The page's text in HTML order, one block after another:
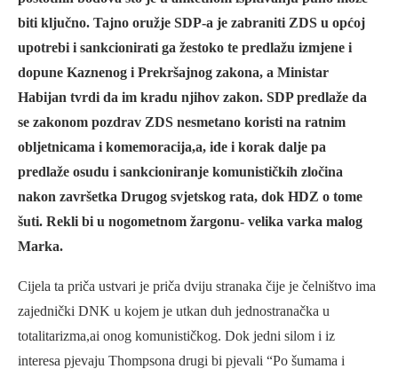
biti ključno. Tajno oružje SDP-a je zabraniti ZDS u općoj
upotrebi i sankcionirati ga žestoko te predlažu izmjene i
dopune Kaznenog i Prekršajnog zakona, a Ministar
Habijan tvrdi da im kradu njihov zakon. SDP predlaže da
se zakonom pozdrav ZDS nesmetano koristi na ratnim
obljetnicama i komemoracija,a, ide i korak dalje pa
predlaže osudu i sankcioniranje komunističkih zločina
nakon završetka Drugog svjetskog rata, dok HDZ o tome
šuti. Rekli bi u nogometnom žargonu- velika varka malog
Marka.
Cijela ta priča ustvari je priča dviju stranaka čije je čelništvo ima
zajednički DNK u kojem je utkan duh jednostranačka u
totalitarizma,ai onog komunističkog. Dok jedni silom i iz
interesa pjevaju Thompsona drugi bi pjevali “Po šumama i